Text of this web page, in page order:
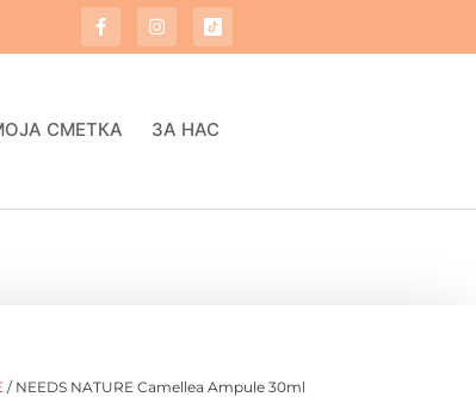
СМЕТКА ЗА НАС
/ NEEDS NATURE Camellea Ampule 30ml